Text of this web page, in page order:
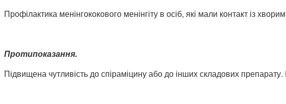
Профілактика менінгококового менінгіту в осіб, які мали контакт із
Протипоказання.
Підвищена чутливість до спіраміцину або до інших складових